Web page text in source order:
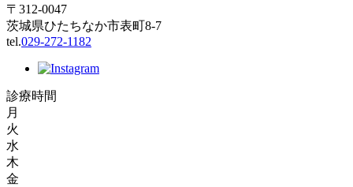
〒312-0047
茨城県ひたちなか市表町8-7
tel.029-272-1182
診療時間
月
火
水
木
金